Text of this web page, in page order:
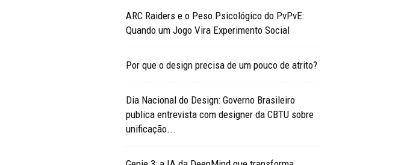
ARC Raiders e o Peso Psicológico do PvPvE:
Quando um Jogo Vira Experimento Social
Por que o design precisa de um pouco de atrito?
Dia Nacional do Design: Governo Brasileiro
publica entrevista com designer da CBTU sobre
unificação...